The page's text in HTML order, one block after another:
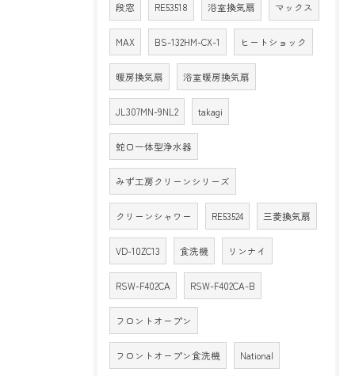
段窓 RE53518 浴室換気扇 マックス
MAX BS-132HM-CX-1 ヒートショック
暖房換気扇 浴室暖房換気扇
JL307MN-9NL2 takagi
蛇口一体型浄水器
みず工房クリーンシリーズ
クリーンシャワー RE53524 三菱換気扇
VD-10ZC13 食洗機 リンナイ
RSW-F402CA RSW-F402CA-B
フロントオープン
フロントオープン食洗機 National